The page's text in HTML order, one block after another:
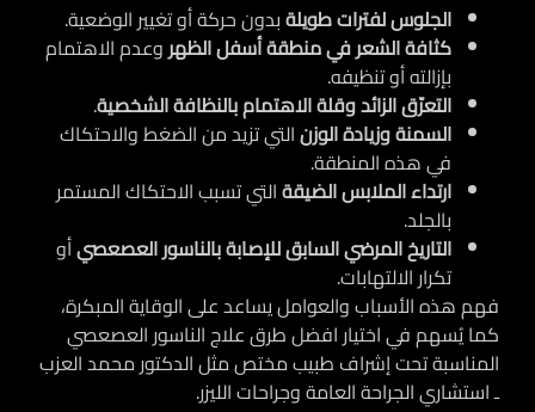
الجلوس لفترات طويلةبدون حركة أو تغيير الوضعية.
كثافة الشعر في منطقة أسفل الظهروعدم الاهتمام
بإزالته أو تنظيفه.
التعرّق الزائد وقلة الاهتمام بالنظافة الشخصية.
السمنة وزيادة الوزنالتي تزيد من الضغط والاحتكاك
في هذه المنطقة.
ارتداء الملابس الضيقةالتي تسبب الاحتكاك المستمر
بالجلد.
التاريخ المرضي السابق للإصابة بالناسور العصعصيأو
تكرار الالتهابات.
فهم هذه الأسباب والعوامل يساعد على الوقاية المبكرة،
كما يُسهم في اختيار افضل طرق علاج الناسور العصعصي
المناسبة تحت إشراف طبيب مختص مثل الدكتور محمد العزب
ـ استشاري الجراحة العامة وجراحات الليزر.